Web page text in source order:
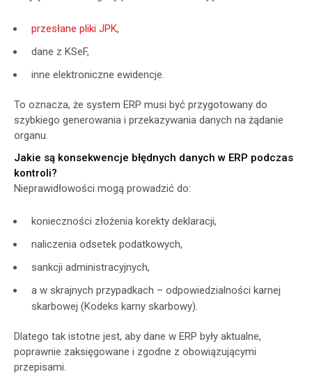
przesłane pliki JPK,
dane z KSeF,
inne elektroniczne ewidencje.
To oznacza, że system ERP musi być przygotowany do
szybkiego generowania i przekazywania danych na żądanie
organu.
Jakie są konsekwencje błędnych danych w ERP podczas
kontroli?
Nieprawidłowości mogą prowadzić do:
konieczności złożenia korekty deklaracji,
naliczenia odsetek podatkowych,
sankcji administracyjnych,
a w skrajnych przypadkach – odpowiedzialności karnej
skarbowej (Kodeks karny skarbowy).
Dlatego tak istotne jest, aby dane w ERP były aktualne,
poprawnie zaksięgowane i zgodne z obowiązującymi
przepisami.